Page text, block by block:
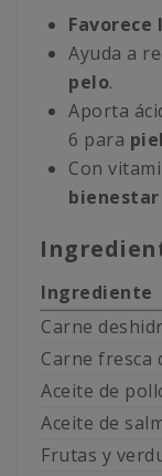
Ayuda a
pelo.
Aporta
6 para
Con
Ingrediente
Carne
Carne fresca
Aceite de
Aceite de
Frutas y